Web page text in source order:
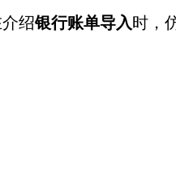
绍银行账单导入时，